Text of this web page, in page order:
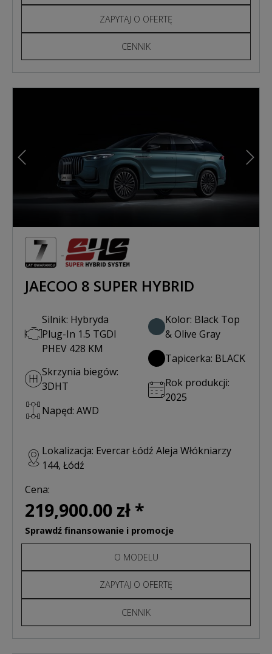
ZAPYTAJ O OFERTĘ
CENNIK
Poprzedni
JAECOO 8 SUPER HYBRID
Silnik: Hybryda
Plug-In 1.5 TGDI
PHEV 428 KM
Skrzynia biegów:
3DHT
Napęd: AWD
Kolor: Black Top
& Olive Gray
Tapicerka: BLACK
Rok produkcji:
2025
Lokalizacja: Evercar Łódź Aleja Włókniarzy
144, Łódź
Cena:
219,900.00 zł *
Sprawdź finansowanie i promocje
O MODELU
ZAPYTAJ O OFERTĘ
CENNIK